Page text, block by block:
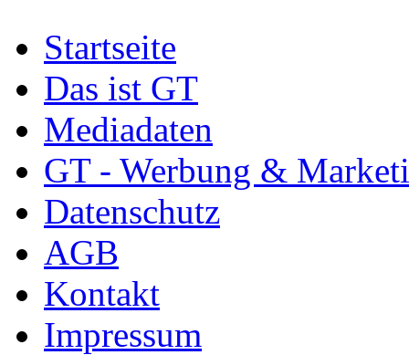
Startseite
Das ist GT
Mediadaten
GT - Werbung &
Datenschutz
AGB
Kontakt
Impressum